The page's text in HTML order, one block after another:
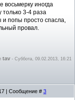
восьмерку иногда
только 3-4 раза
попы просто спасла,
провал.
tav - Суббота, 09.02.2013, 16:21
| Сообщение # 3